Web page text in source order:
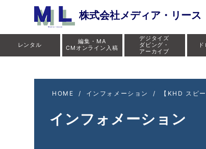
株式会社メディア・リース
レンタル
編集・MA
CMオンライン入稿
デジタイズ
ダビング・
アーカイブ
HOME / インフォメーション / 【KHD スピ
インフォメーション